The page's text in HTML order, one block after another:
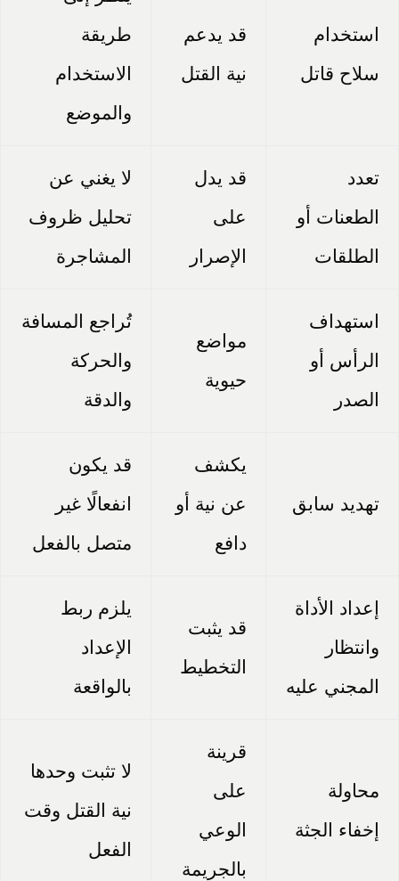
استخدام
سلاح قاتل
قد يدعم
نية القتل
طريقة
الاستخدام
والموضع
تعدد
الطعنات أو
الطلقات
قد يدل
على
الإصرار
لا يغني عن
تحليل ظروف
المشاجرة
استهداف
الرأس أو
الصدر
مواضع
حيوية
تُراجع المسافة
والحركة
والدقة
تهديد سابق
يكشف
عن نية أو
دافع
قد يكون
انفعالًا غير
متصل بالفعل
إعداد الأداة
وانتظار
المجني عليه
قد يثبت
التخطيط
يلزم ربط
الإعداد
بالواقعة
محاولة
إخفاء الجثة
قرينة
على
الوعي
بالجريمة
لا تثبت وحدها
نية القتل وقت
الفعل